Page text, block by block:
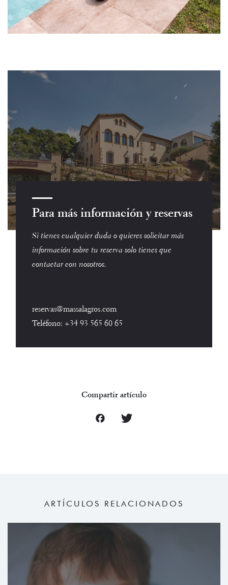
Para más información y reservas
Si tienes cualquier duda o quieres solicitar más
información sobre tu reserva solo tienes que
contactar con nosotros.
reservas@massalagros.com
Teléfono: +34 93 565 60 65
Compartir artículo
ARTÍCULOS RELACIONADOS